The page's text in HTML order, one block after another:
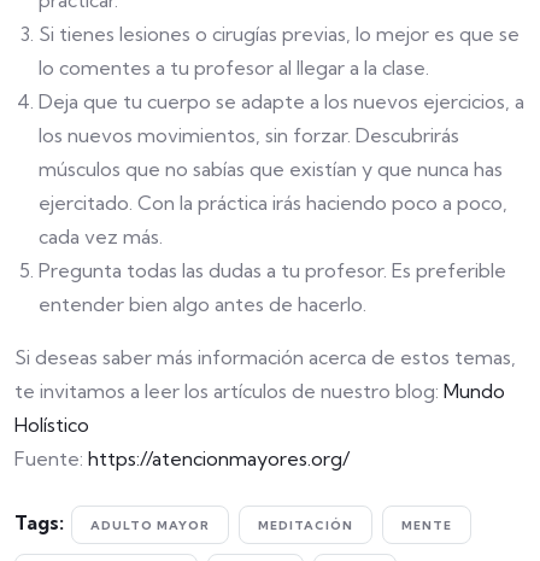
Si tienes lesiones o cirugías previas, lo mejor es que se
lo comentes a tu profesor al llegar a la clase.
Deja que tu cuerpo se adapte a los nuevos ejercicios, a
los nuevos movimientos, sin forzar. Descubrirás
músculos que no sabías que existían y que nunca has
ejercitado. Con la práctica irás haciendo poco a poco,
cada vez más.
Pregunta todas las dudas a tu profesor. Es preferible
entender bien algo antes de hacerlo.
Si deseas saber más información acerca de estos temas,
te invitamos a leer los artículos de nuestro blog: Mundo
Holístico
Fuente: https://atencionmayores.org/
Tags: ADULTO MAYOR MEDITACIÓN MENTE